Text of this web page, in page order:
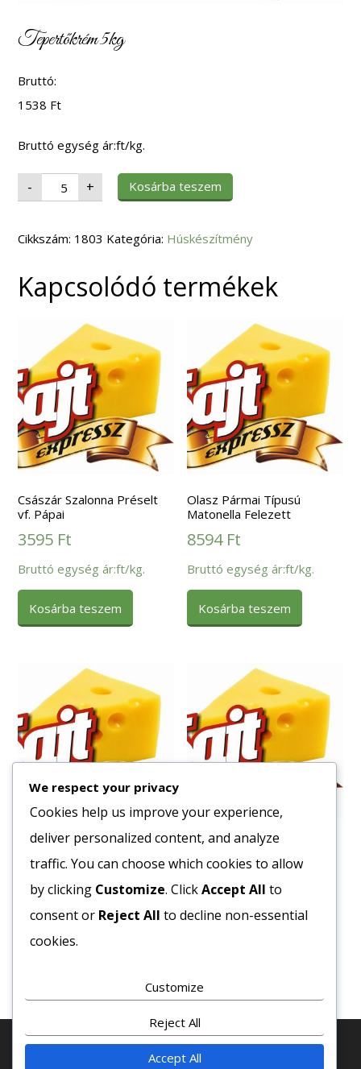
Tepertőkrém 5kg
Bruttó:
1538 Ft
Bruttó egység ár:ft/kg.
- Tepertőkrém
5kg
mennyiség
+ Kosárba teszem
Cikkszám: 1803 Kategória: Húskészítmény
Kapcsolódó termékek
Császár Szalonna Préselt
vf. Pápai
3595 Ft
Bruttó egység ár:ft/kg.
Kosárba teszem
Olasz Pármai Típusú
Matonella Felezett
8594 Ft
Bruttó egység ár:ft/kg.
Kosárba teszem
Bacon Szeletelt Pápai
4266Ft
Bruttó egység ár:ft/kg.
Kosárba teszem
Olasz Spinate Picante 2,5
kg
8152Ft
Bruttó egység ár:ft/kg.
© 2020 COPYRIGHT - MINDEN JOG FENTTARVA! · SAJT-
We respect your privacy
Cookies help us improve your experience,
deliver personalized content, and analyze
traffic. You can choose which cookies to allow
by clicking Customize. ClickAccept All to
consent or Reject All to decline non-essential
cookies.
Customize
Reject All
Accept All